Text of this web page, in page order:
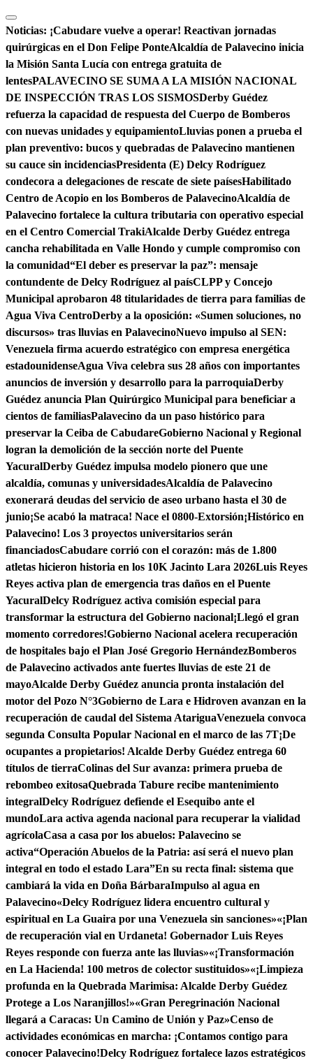
Saltar
al
contenido
Noticias: ¡Cabudare vuelve a operar! Reactivan jornadas
quirúrgicas en el Don Felipe PonteAlcaldía de Palavecino inicia
la Misión Santa Lucía con entrega gratuita de
lentesPALAVECINO SE SUMA A LA MISIÓN NACIONAL
DE INSPECCIÓN TRAS LOS SISMOSDerby Guédez
refuerza la capacidad de respuesta del Cuerpo de Bomberos
con nuevas unidades y equipamientoLluvias ponen a prueba el
plan preventivo: bucos y quebradas de Palavecino mantienen
su cauce sin incidenciasPresidenta (E) Delcy Rodríguez
condecora a delegaciones de rescate de siete paísesHabilitado
Centro de Acopio en los Bomberos de PalavecinoAlcaldía de
Palavecino fortalece la cultura tributaria con operativo especial
en el Centro Comercial TrakiAlcalde Derby Guédez entrega
cancha rehabilitada en Valle Hondo y cumple compromiso con
la comunidad“El deber es preservar la paz”: mensaje
contundente de Delcy Rodríguez al paísCLPP y Concejo
Municipal aprobaron 48 titularidades de tierra para familias de
Agua Viva CentroDerby a la oposición: «Sumen soluciones, no
discursos» tras lluvias en PalavecinoNuevo impulso al SEN:
Venezuela firma acuerdo estratégico con empresa energética
estadounidenseAgua Viva celebra sus 28 años con importantes
anuncios de inversión y desarrollo para la parroquiaDerby
Guédez anuncia Plan Quirúrgico Municipal para beneficiar a
cientos de familiasPalavecino da un paso histórico para
preservar la Ceiba de CabudareGobierno Nacional y Regional
logran la demolición de la sección norte del Puente
YacuralDerby Guédez impulsa modelo pionero que une
alcaldía, comunas y universidadesAlcaldía de Palavecino
exonerará deudas del servicio de aseo urbano hasta el 30 de
junio¡Se acabó la matraca! Nace el 0800-Extorsión¡Histórico en
Palavecino! Los 3 proyectos universitarios serán
financiadosCabudare corrió con el corazón: más de 1.800
atletas hicieron historia en los 10K Jacinto Lara 2026Luis Reyes
Reyes activa plan de emergencia tras daños en el Puente
YacuralDelcy Rodríguez activa comisión especial para
transformar la estructura del Gobierno nacional¡Llegó el gran
momento corredores!Gobierno Nacional acelera recuperación
de hospitales bajo el Plan José Gregorio HernándezBomberos
de Palavecino activados ante fuertes lluvias de este 21 de
mayoAlcalde Derby Guédez anuncia pronta instalación del
motor del Pozo N°3Gobierno de Lara e Hidroven avanzan en la
recuperación de caudal del Sistema AtariguaVenezuela convoca
segunda Consulta Popular Nacional en el marco de las 7T¡De
ocupantes a propietarios! Alcalde Derby Guédez entrega 60
títulos de tierraColinas del Sur avanza: primera prueba de
rebombeo exitosaQuebrada Tabure recibe mantenimiento
integralDelcy Rodríguez defiende el Esequibo ante el
mundoLara activa agenda nacional para recuperar la vialidad
agrícolaCasa a casa por los abuelos: Palavecino se
activa“Operación Abuelos de la Patria: así será el nuevo plan
integral en todo el estado Lara”En su recta final: sistema que
cambiará la vida en Doña BárbaraImpulso al agua en
Palavecino«Delcy Rodríguez lidera encuentro cultural y
espiritual en La Guaira por una Venezuela sin sanciones»«¡Plan
de recuperación vial en Urdaneta! Gobernador Luis Reyes
Reyes responde con fuerza ante las lluvias»«¡Transformación
en La Hacienda! 100 metros de colector sustituidos»«¡Limpieza
profunda en la Quebrada Marimisa: Alcalde Derby Guédez
Protege a Los Naranjillos!»«Gran Peregrinación Nacional
llegará a Caracas: Un Camino de Unión y Paz»Censo de
actividades económicas en marcha: ¡Contamos contigo para
conocer Palavecino!Delcy Rodríguez fortalece lazos estratégicos